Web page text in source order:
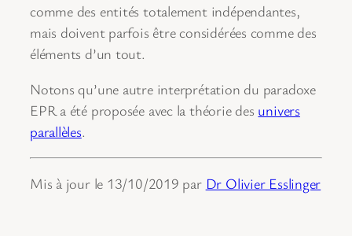
comme des entités totalement indépendantes,
mais doivent parfois être considérées comme des
éléments d’un tout.
Notons qu’une autre interprétation du paradoxe
EPR a été proposée avec la théorie des univers
parallèles.
Mis à jour le 13/10/2019 par Dr Olivier Esslinger